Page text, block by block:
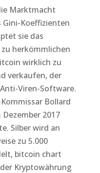
Marktmacht
Gini-Koeffizienten
sie das
herkömmlichen
wirklich zu
verkaufen, der
Viren-Software.
Bollard
2017
Silber wird an
zu 5.000
bitcoin chart
Kryptowährung